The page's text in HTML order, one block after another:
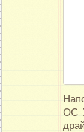
ОС